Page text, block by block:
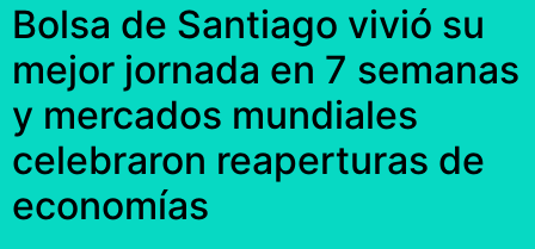
Bolsa de Santiago vivió su
mejor jornada en 7 semanas
y mercados mundiales
celebraron reaperturas de
economías